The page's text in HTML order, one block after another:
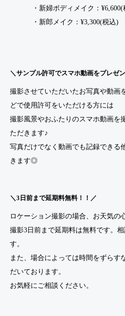
・新婦ボディメイク：¥6,600(
・新郎メイク：¥3,300(税込)
＼サンプル許可でスマホ動画をプレゼ
撮影させていただいたお写真や動画
どで使用許可をいただける方には
撮影風景やおふたりのスマホ動画を
ただきます♪
写真だけでなく動画でも記録できる
きます◎
＼3日前まで延期料無料！！／
ロケーション撮影の場合、お天気の
撮影3日前まで延期料は無料です。
す。
また、場合によっては時間をずらす
だいております。
お気軽にご相談ください。